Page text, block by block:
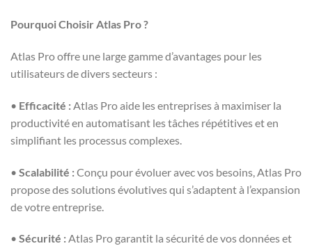
Pourquoi Choisir Atlas Pro ?
Atlas Pro offre une large gamme d’avantages pour les
utilisateurs de divers secteurs :
• Efficacité : Atlas Pro aide les entreprises à maximiser la
productivité en automatisant les tâches répétitives et en
simplifiant les processus complexes.
• Scalabilité :Conçu pour évoluer avec vos besoins, Atlas Pro
propose des solutions évolutives qui s’adaptent à l’expansion
de votre entreprise.
• Sécurité :Atlas Pro garantit la sécurité de vos données et